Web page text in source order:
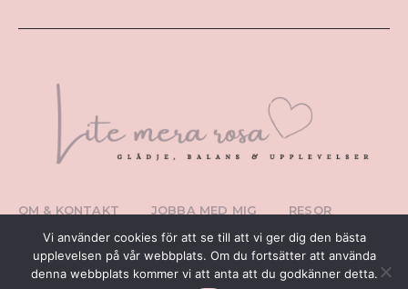
OM & KONTAKT JOBBA MED MIG
RESOR
PERSONLIGT
TIPS I ÖSTERGÖTLAND
WEBBUTIK
Vi använder cookies för att se till att vi ger dig den bästa
upplevelsen på vår webbplats. Om du fortsätter att använda
denna webbplats kommer vi att anta att du godkänner detta.